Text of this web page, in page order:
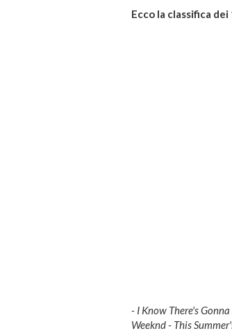
Ecco la classifica
- I Know There's
Weeknd - This